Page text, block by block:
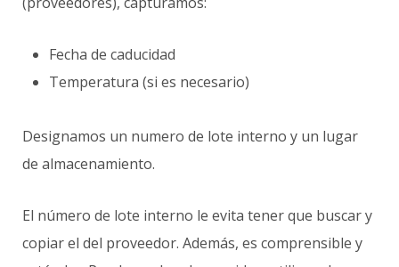
Fecha de caducidad
Temperatura (si es necesario)
Designamos un numero de lote interno y un lugar
de almacenamiento.
El número de lote interno le evita tener que buscar y
copiar el del proveedor. Además, es comprensible y